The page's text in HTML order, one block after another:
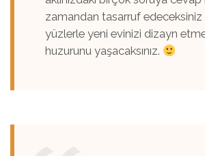
zamandan tasarruf edeceksiniz
yüzlerle yeni evinizi dizayn
huzurunu yaşacaksınız.